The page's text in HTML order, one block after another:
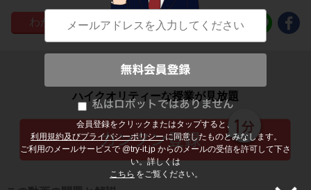
会員登録をクリックまたはタップすると、
利用規約及びプライバシーポリシー に同意したものとみなします。
ご利用のメールサービスで @try-it.jp からのメールの受信を許可して下さ
い。詳しくは
こちら をご覧ください。
18
子どもの勉強から大人の学び直しまで
ハイクオリティーな授業が見放題